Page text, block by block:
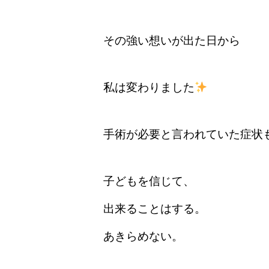
その強い想いが出た日から
私は変わりました
手術が必要と言われていた症状
子どもを信じて、
出来ることはする。
あきらめない。